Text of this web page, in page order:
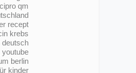
qm |
|
recept,
krebs,
|
|
berlin |
kinder,